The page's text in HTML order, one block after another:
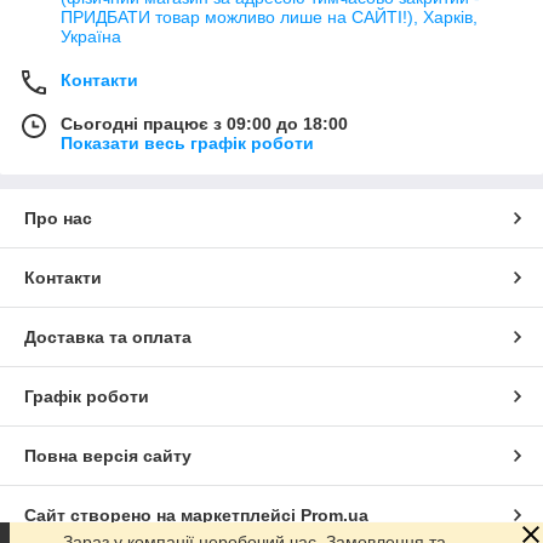
ПРИДБАТИ товар можливо лише на САЙТІ!), Харків,
Україна
Контакти
Сьогодні працює з 09:00 до 18:00
Показати весь графік роботи
Про нас
Контакти
Доставка та оплата
Графік роботи
Повна версія сайту
Сайт створено на маркетплейсі Prom.ua